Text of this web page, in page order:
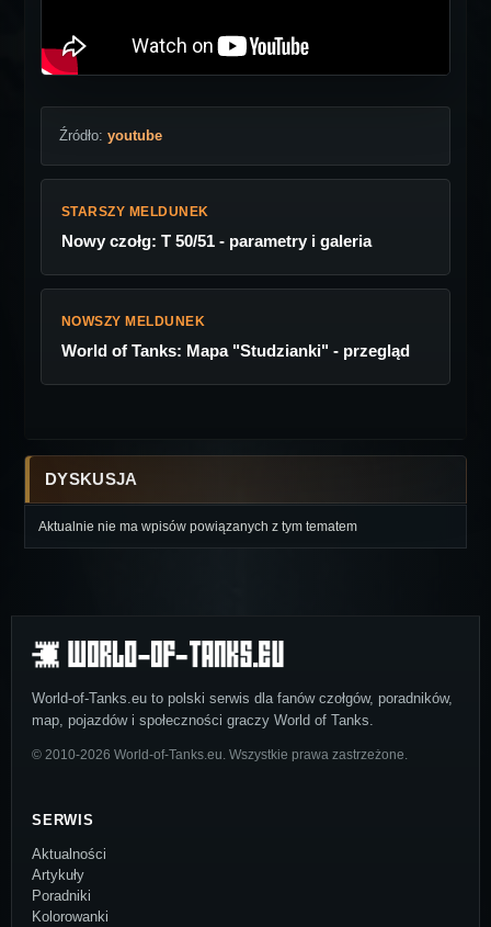
Źródło: youtube
STARSZY MELDUNEK
Nowy czołg: T 50/51 - parametry i galeria
NOWSZY MELDUNEK
World of Tanks: Mapa "Studzianki" - przegląd
DYSKUSJA
Aktualnie nie ma wpisów powiązanych z tym tematem
World-of-Tanks.eu to polski serwis dla fanów czołgów, poradników,
map, pojazdów i społeczności graczy World of Tanks.
© 2010-2026 World-of-Tanks.eu. Wszystkie prawa zastrzeżone.
SERWIS
Aktualności
Artykuły
Poradniki
Kolorowanki